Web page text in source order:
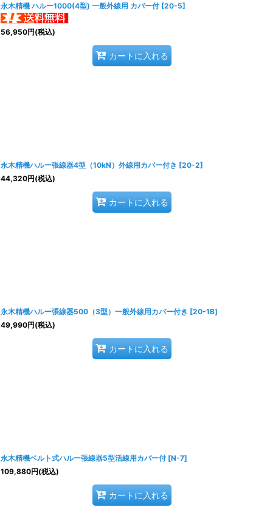
永木精機 ハルー1000(4型) 一般外線用 カバー付 [20-5]
56,950円(税込)
カートに入れる
永木精機ハルー張線器4型（10kN）外線用カバー付き [20-2]
44,320円(税込)
カートに入れる
永木精機ハルー張線器500（3型）一般外線用カバー付き [20-1B]
49,990円(税込)
カートに入れる
永木精機ベルト式ハルー張線器5型活線用カバー付 [N-7]
109,880円(税込)
カートに入れる